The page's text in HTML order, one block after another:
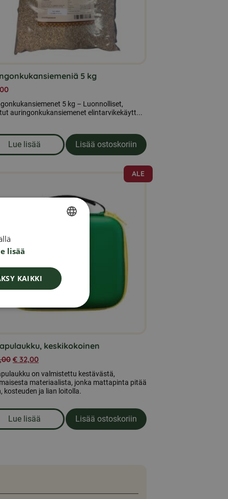
5 kg
5 kg – Luonnolliset,
auringonkukansiemenet elintarvikekäytt...
Lue lisää
om produkten Auringonkukansiemeniä 5 kg
Lisää ostoskoriin
ALE
keskikokoinen
€ 32,00
on valmistettu kestävästä,
materiaalista, jonka mattapinta pitää
kosteuden ja lian loitolla.
Lue lisää
om produkten Ensiapulaukku, keskikokoinen
Lisää ostoskoriin
NORWEGIAN
lisää
KAIKKI